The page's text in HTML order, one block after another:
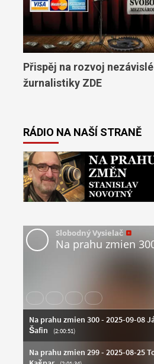
Přispěj na rozvoj nezávislé
žurnalistiky ZDE
RÁDIO NA NAŠÍ STRANĚ